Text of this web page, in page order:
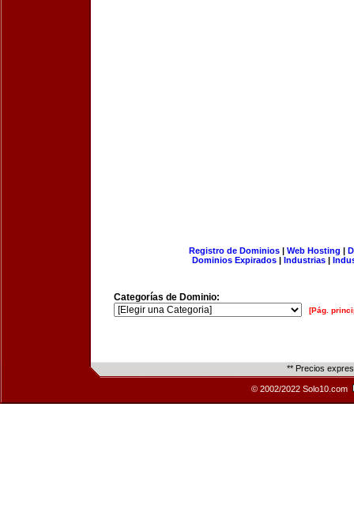
Registro de Dominios| Web Hosting |
Dominios Expirados | Industrias |
Categorías de Dominio:
[Pág.
** Precios
© 2002/2022 Solo10.com